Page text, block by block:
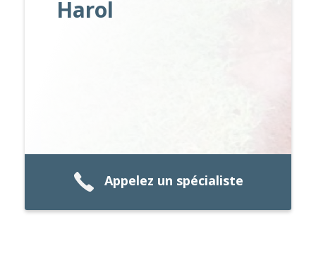
Harol
Appelez un spécialiste